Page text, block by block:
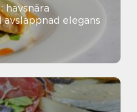
havsnära
elegans